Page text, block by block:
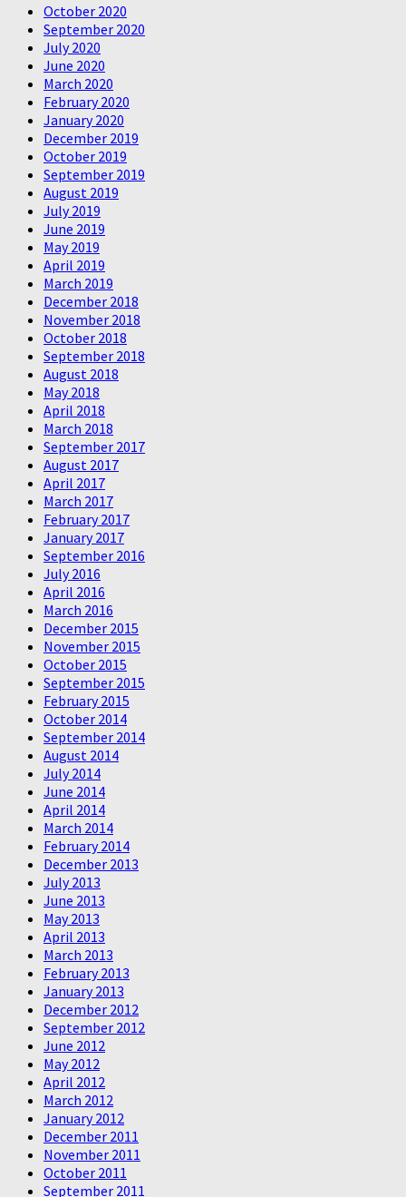
October 2020
September 2020
July 2020
June 2020
March 2020
February 2020
January 2020
December 2019
October 2019
September 2019
August 2019
July 2019
June 2019
May 2019
April 2019
March 2019
December 2018
November 2018
October 2018
September 2018
August 2018
May 2018
April 2018
March 2018
September 2017
August 2017
April 2017
March 2017
February 2017
January 2017
September 2016
July 2016
April 2016
March 2016
December 2015
November 2015
October 2015
September 2015
February 2015
October 2014
September 2014
August 2014
July 2014
June 2014
April 2014
March 2014
February 2014
December 2013
July 2013
June 2013
May 2013
April 2013
March 2013
February 2013
January 2013
December 2012
September 2012
June 2012
May 2012
April 2012
March 2012
January 2012
December 2011
November 2011
October 2011
September 2011